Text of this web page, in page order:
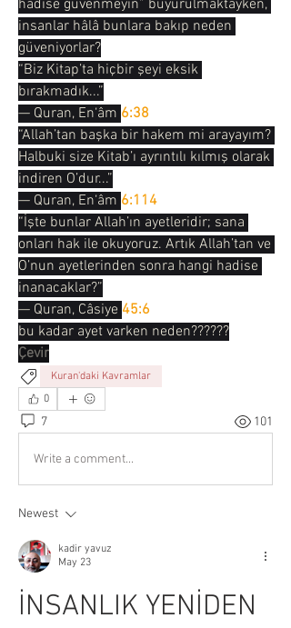
hadise güvenmeyin” buyurulmaktayken,
insanlar hâlâ bunlara bakıp neden
güveniyorlar?
“Biz Kitap’ta hiçbir şeyi eksik
bırakmadık...”
— Quran, En‘âm 6:38
“Allah’tan başka bir hakem mi arayayım?
Halbuki size Kitab’ı ayrıntılı kılmış olarak
indiren O’dur...”
— Quran, En‘âm 6:114
“İşte bunlar Allah’ın ayetleridir; sana
onları hak ile okuyoruz. Artık Allah’tan ve
O’nun ayetlerinden sonra hangi hadise
inanacaklar?”
— Quran, Câsiye 45:6
bu kadar ayet varken neden??????
Çevir
Kuran'daki Kavramlar
0
7 101
Write a comment...
Newest
kadir yavuz
May 23
İNSANLIK YENİDEN